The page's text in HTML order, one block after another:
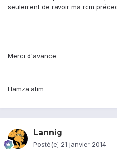
seulement de ravoir ma rom
Merci d'avance
Hamza atim
Lannig
Posté(e) 21 janvier 2014